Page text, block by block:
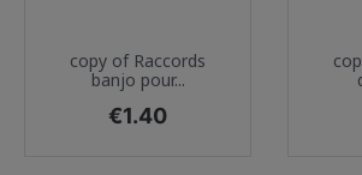
copy of Raccords
banjo pour...
Price
€1.40